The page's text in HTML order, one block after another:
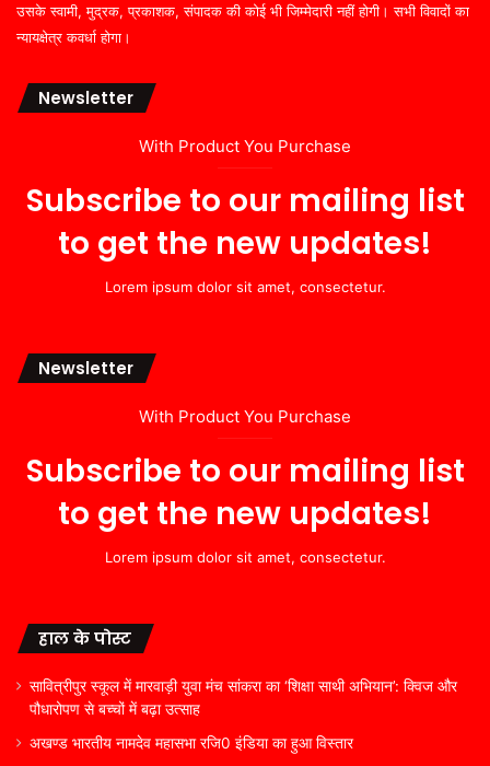
उसके स्वामी, मुद्रक, प्रकाशक, संपादक की कोई भी जिम्मेदारी नहीं होगी। सभी विवादों का
न्यायक्षेत्र कवर्धा होगा।
Newsletter
With Product You Purchase
Subscribe to our mailing list
to get the new updates!
Lorem ipsum dolor sit amet, consectetur.
Newsletter
With Product You Purchase
Subscribe to our mailing list
to get the new updates!
Lorem ipsum dolor sit amet, consectetur.
हाल के पोस्ट
सावित्रीपुर स्कूल में मारवाड़ी युवा मंच सांकरा का ‘शिक्षा साथी अभियान’: क्विज और
पौधारोपण से बच्चों में बढ़ा उत्साह
अखण्ड भारतीय नामदेव महासभा रजि0 इंडिया का हुआ विस्तार